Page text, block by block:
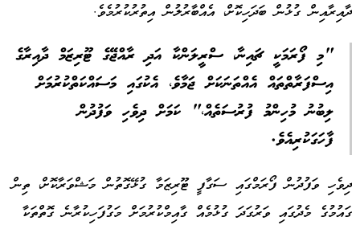
ދާއިރާއިން ގުޅުން ބަދަހިކޮށް، އެއްބާރުލުން އިތުރުކުރުމެވެ.
"މި ފޯރަމަކީ ޗައިނާ، ސްރީލަންކާ އަދި ރާއްޖޭގެ ޓޫރިޒަމް ދާއިރާގެ
އިސްފަރާތްތައް އެއްތަނަކަށް ޖަމާވެ، އެކުގައި މަސައްކަތްކުރުމަށް
ލިބުނު މުހިންމު ފުރުސަތެއް،" ކަމަށް ދިވެހި ވަފުދުން
ފާހަގަކުރިއެވެ.
ދިވެހި ވަފުދުން ފޯރަމްގައި ސަގާފީ ޓޫރިޒަމާ ގުޅޭގޮތުން މަޝްވަރާކޮށް، ތިން
ގައުމުގެ މެދުގައި ވަރުގަދަ ގުޅުމެއް ގާއިމްކުރުމަށް މަގުފަހިކުރާނެ ގޮތްތަކާ